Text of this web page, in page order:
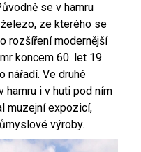
se v hamru
ze kterého se
rozšíření modernější
koncem 60. let 19.
nářadí. Ve druhé
hamru i v huti pod ním
muzejní expozicí,
výroby.